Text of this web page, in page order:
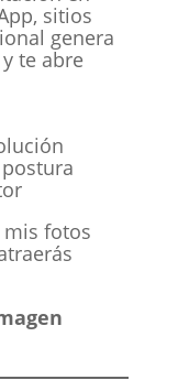
sitios
genera
te abre
mis fotos